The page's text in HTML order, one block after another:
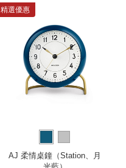
精選優惠
AJ 柔情桌鐘（Station、月